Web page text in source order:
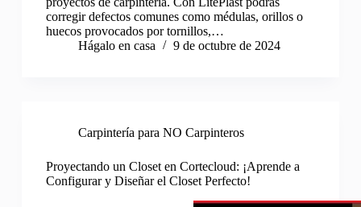
corregir defectos comunes como médulas, orillos o
huecos provocados por tornillos,…
Hágalo en casa
9 de octubre de 2024
Carpintería para NO Carpinteros
Proyectando un Closet en Cortecloud: ¡Aprende a
Configurar y Diseñar el Closet Perfecto!